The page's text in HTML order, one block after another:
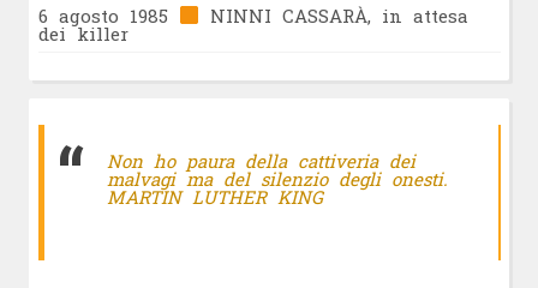
6 agosto 1985
NINNI CASSARÀ, in attesa
dei killer
Non ho paura della cattiveria dei
malvagi ma del silenzio degli onesti.
MARTIN LUTHER KING